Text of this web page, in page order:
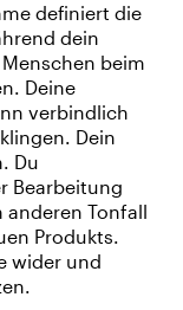
definiert die
dein
beim
Deine
verbindlich
Dein
Du
Bearbeitung
anderen Tonfall
Produkts.
wider und